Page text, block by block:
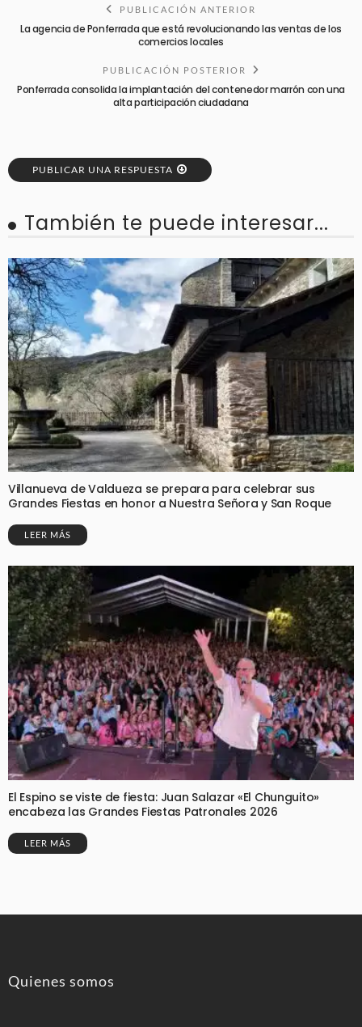
PUBLICACIÓN ANTERIOR
La agencia de Ponferrada que está revolucionando las ventas de los
comercios locales
PUBLICACIÓN POSTERIOR
Ponferrada consolida la implantación del contenedor marrón con una
alta participación ciudadana
PUBLICAR UNA RESPUESTA
También te puede interesar...
Villanueva de Valdueza se prepara para celebrar sus
Grandes Fiestas en honor a Nuestra Señora y San Roque
LEER MÁS
El Espino se viste de fiesta: Juan Salazar «El Chunguito»
encabeza las Grandes Fiestas Patronales 2026
LEER MÁS
Quienes somos